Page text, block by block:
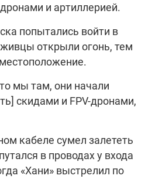
и артиллерией.
попытались войти в
открыли огонь, тем
мы там, они начали
скидами и FPV-дронами,
кабеле сумел залететь
в проводах у входа
«Хани» выстрелил по